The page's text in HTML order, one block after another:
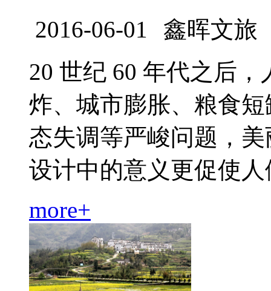
2016-06-01 鑫晖文旅
20 世纪 60 年代之后
炸、城市膨胀、粮食
态失调等严峻问题，
设计中的意义更促使人
more+